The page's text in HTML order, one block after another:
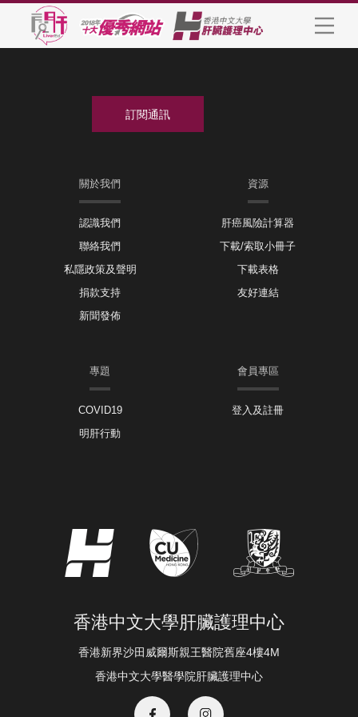
關於我們
認識我們
聯絡我們
私隱政策及聲明
捐款支持
新聞發佈
資源
肝癌風險計算器
下載/索取小冊子
下載表格
友好連結
專題
COVID19
明肝行動
會員專區
登入及註冊
香港中文大學肝臟護理中心
香港新界沙田威爾斯親王醫院舊座4樓4M
香港中文大學醫學院肝臟護理中心